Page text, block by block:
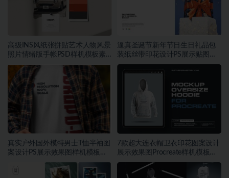
高级INS风纸张拼贴艺术人物风景
照片情绪版手帐PSD样机模板素
材
逼真圣诞节新年节日生日礼品包
装纸丝带印花设计PS展示贴图样
机模板
真实户外国外模特男士T恤半袖图
案设计PS展示效果图样机模板素
7款超大连衣帽卫衣印花图案设计
展示效果图Procreate样机模板素
材